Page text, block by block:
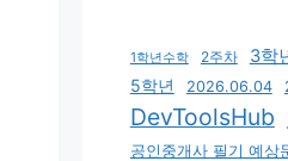
1학년수학 2주차 3학
5학년 2026.06.04
DevToolsHub
공인중개사 필기 예상